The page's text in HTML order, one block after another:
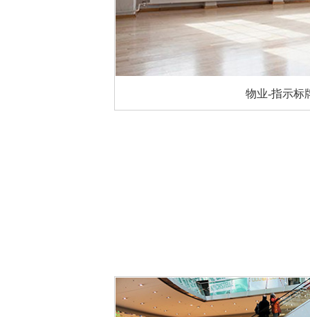
物业-指示标